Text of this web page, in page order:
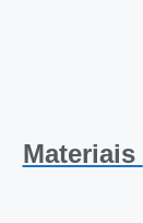
Materiais